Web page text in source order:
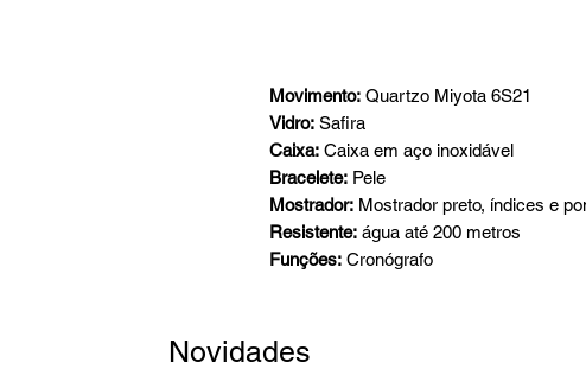
Movimento: Quartzo Miyota 6S21
Vidro: Safira
Caixa: Caixa em aço inoxidável
Bracelete: Pele
Mostrador: Mostrador preto, índices e
Resistente: água até 200 metros
Funções: Cronógrafo
Novidades